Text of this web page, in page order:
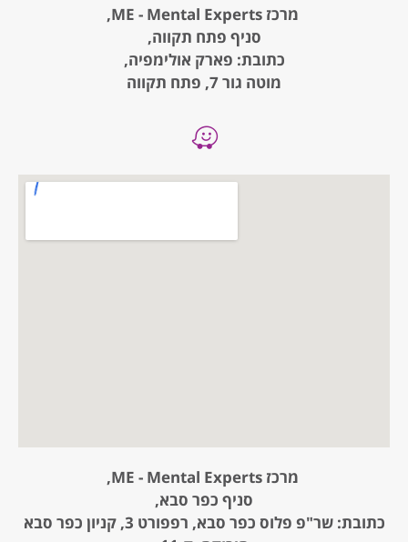
מרכז ME - Mental Experts,
סניף פתח תקווה,
כתובת: פארק אולימפיה,
מוטה גור 7, פתח תקווה
מרכז ME - Mental Experts,
סניף כפר סבא,
כתובת: שר"פ פלוס כפר סבא, רפפורט 3, קניון כפר סבא